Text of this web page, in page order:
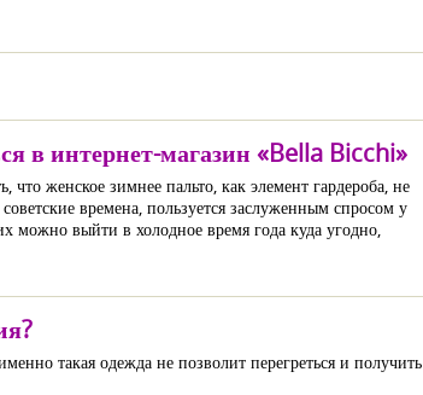
в интернет-магазин «Bella Bicchi»
женское зимнее пальто, как элемент гардероба, не
времена, пользуется заслуженным спросом у
можно выйти в холодное время года куда угодно,
такая одежда не позволит перегреться и получить